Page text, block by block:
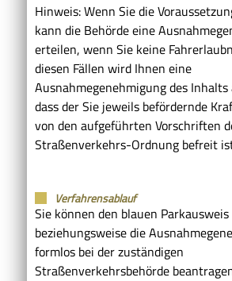
Hinweis:Wenn Sie die
kann die Behörde eine
erteilen, wenn Sie keine
diesen Fällen wird Ihnen eine
Ausnahmegenehmigung des
dass der Sie jeweils befördernde
von den aufgeführten Vorschriften
Straßenverkehrs-Ordnung befreit
Verfahrensablauf
Sie können den blauen Parkausweis
beziehungsweise die
formlos bei der zuständigen
Straßenverkehrsbehörde